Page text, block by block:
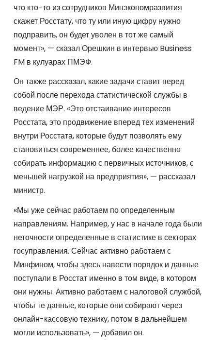
что кто-то из сотрудников Минэкономразвития
скажет Росстату, что ту или иную цифру нужно
подправить, он будет уволен в тот же самый
момент», — сказал Орешкин в интервью Business
FM в кулуарах ПМЭФ.
Он также рассказал, какие задачи ставит перед
собой после перехода статистической службы в
ведение МЭР. «Это отстаивание интересов
Росстата, это продвижение вперед тех изменений
внутри Росстата, которые будут позволять ему
становиться современнее, более качественно
собирать информацию с первичных источников, с
меньшей нагрузкой на предприятия», — рассказал
министр.
«Мы уже сейчас работаем по определенным
направлениям. Например, у нас в начале года были
неточности определенные в статистике в секторах
госуправления. Сейчас активно работаем с
Минфином, чтобы здесь навести порядок и данные
поступали в Росстат именно в том виде, в котором
они нужны. Активно работаем с налоговой службой,
чтобы те данные, которые они собирают через
онлайн-кассовую технику, потом в дальнейшем
могли использовать», — добавил он.